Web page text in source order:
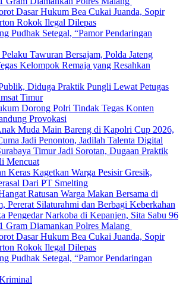
Dasar Hukum Bea Cukai Juanda, Sopir
Rokok Ilegal Dilepas
Pudhak Setegal, “Pamor Pendaringan
Tawuran Bersajam, Polda Jateng
Kelompok Remaja yang Resahkan
Diduga Praktik Pungli Lewat Petugas
Timur
Dorong Polri Tindak Tegas Konten
Provokasi
Muda Main Bareng di Kapolri Cup 2026,
Jadi Penonton, Jadilah Talenta Digital
Timur Jadi Sorotan, Dugaan Praktik
Mencuat
Keras Kagetkan Warga Pesisir Gresik,
Dari PT Smelting
Ratusan Warga Makan Bersama di
Pererat Silaturahmi dan Berbagi Keberkahan
Pengedar Narkoba di Kepanjen, Sita Sabu 96
Gram Diamankan Polres Malang
Dasar Hukum Bea Cukai Juanda, Sopir
Rokok Ilegal Dilepas
Pudhak Setegal, “Pamor Pendaringan